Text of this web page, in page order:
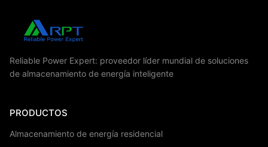
Reliable Power Expert: proveedor líder mundial de soluciones
de almacenamiento de energía inteligente
PRODUCTOS
Almacenamiento de energía residencial